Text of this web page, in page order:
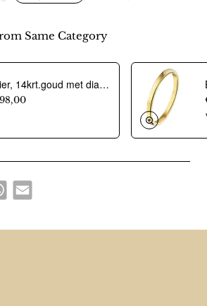
diamanten. Een prachtig product
van de aarde. Diamanten bij Eclat zijn
en de kwaliteit is dus altijd
Same Category
Collier, 14krt.goud met diamant totaal 0,08ct. (lengte: 42-45cm.) - 24455
WhatsAppEmail